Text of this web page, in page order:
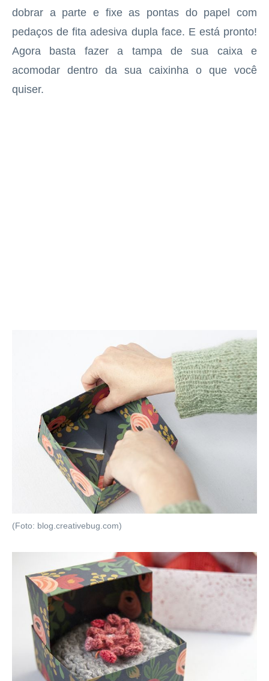
dobrar a parte e fixe as pontas do papel com
pedaços de fita adesiva dupla face. E está pronto!
Agora basta fazer a tampa de sua caixa e
acomodar dentro da sua caixinha o que você
quiser.
(Foto: blog.creativebug.com)